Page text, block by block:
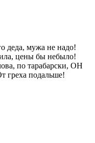
деда, мужа не надо!
цены бы небыло!
по тарабарски, ОН
греха подальше!